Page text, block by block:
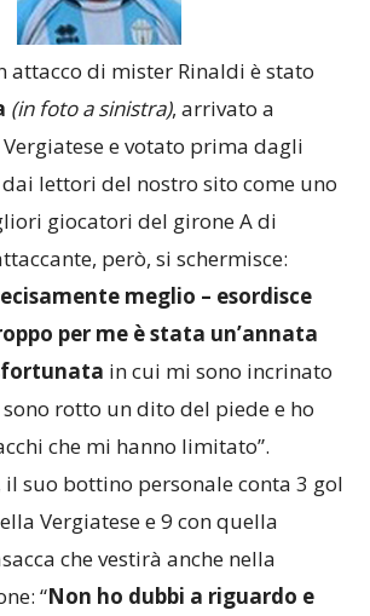
attacco di mister Rinaldi è stato
(in foto a sinistra), arrivato a
e votato prima dagli
lettori del nostro sito come uno
giocatori del girone A di
però, si schermisce:
meglio – esordisce
per me è stata un’annata
in cui mi sono incrinato
rotto un dito del piede e ho
che mi hanno limitato”.
suo bottino personale conta 3 gol
Vergiatese e 9 con quella
che vestirà anche nella